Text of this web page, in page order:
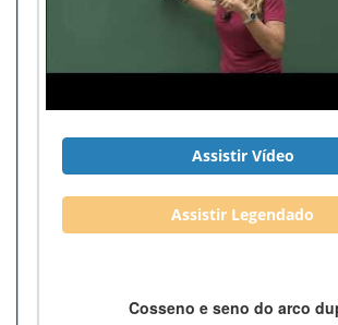
Assistir Vídeo
Assistir Legendado
Cosseno e seno do arco